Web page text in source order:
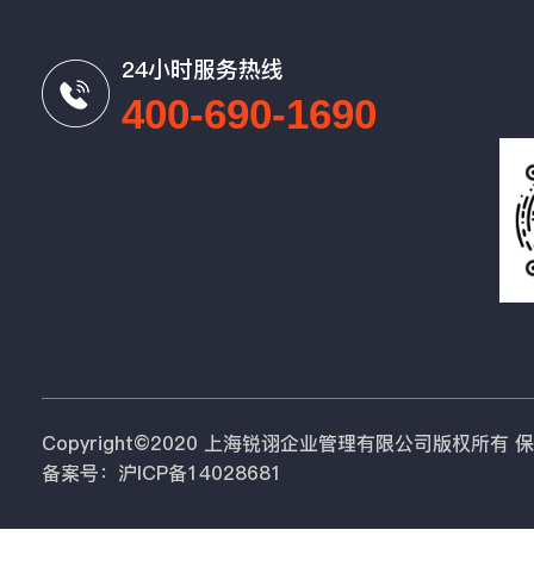
24小时服务热线
400-690-1690
Copyright©2020 上海锐诩企业管理有限公司版权所有
备案号：沪ICP备14028681